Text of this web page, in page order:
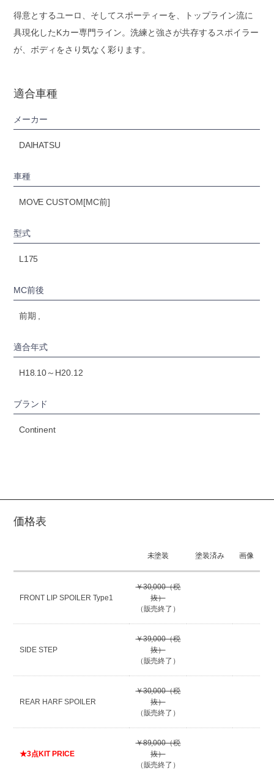
得意とするユーロ、そしてスポーティーを、トップライン流に
具現化したKカー専門ライン。洗練と強さが共存するスポイラー
が、ボディをさり気なく彩ります。
適合車種
メーカー
DAIHATSU
車種
MOVE CUSTOM[MC前]
型式
L175
MC前後
前期 ,
適合年式
H18.10～H20.12
ブランド
Continent
価格表
未塗装 塗装済み 画像
FRONT LIP SPOILER Type1
￥30,000（税
抜）
（販売終了）
SIDE STEP
￥39,000（税
抜）
（販売終了）
REAR HARF SPOILER
￥30,000（税
抜）
（販売終了）
★3点KIT PRICE
￥89,000（税
抜）
（販売終了）